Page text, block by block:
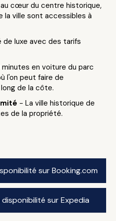
cœur du centre historique,
ville sont accessibles à
de luxe avec des tarifs
minutes en voiture du parc
l'on peut faire de
de la côte.
- La ville historique de
de la propriété.
sur Booking.com
disponibilité sur Expedia